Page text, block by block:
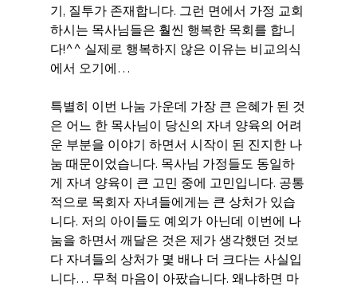
기, 질투가 존재합니다. 그런 면에서 가정 교회
하시는 목사님들은 훨씬 행복한 목회를 합니
다!^^ 실제로 행복하지 않은 이유는 비교의식
에서 오기에…
특별히 이번 나눔 가운데 가장 큰 은혜가 된 것
은 어느 한 목사님이 당신의 자녀 양육의 어려
운 부분을 이야기 하면서 시작이 된 진지한 나
눔 때문이었습니다. 목사님 가정들도 동일하
게 자녀 양육이 큰 고민 중에 고민입니다. 공통
적으로 목회자 자녀들에게는 큰 상처가 있습
니다. 저의 아이들도 예외가 아닌데 이번에 나
눔을 하면서 깨달은 것은 제가 생각했던 것보
다 자녀들의 상처가 몇 배나 더 크다는 사실입
니다… 무척 마음이 아팠습니다. 왜냐하면 마